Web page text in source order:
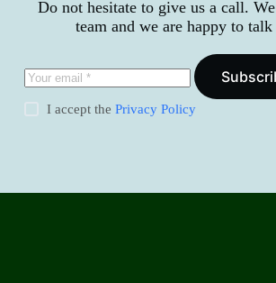
Do not hesitate to give us a call.
team and we are happy to
I accept thePrivacy Policy